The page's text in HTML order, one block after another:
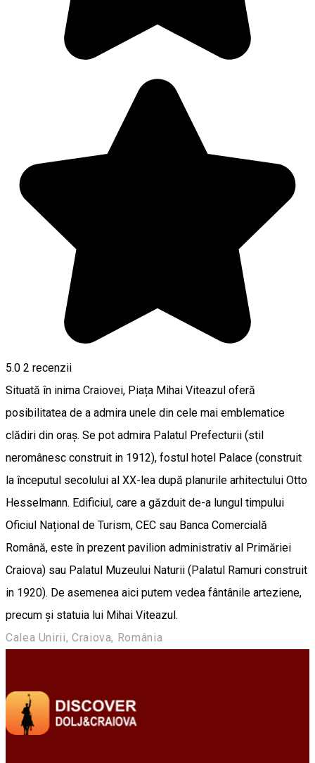
5.0 2 recenzii
Situată în inima Craiovei, Piața Mihai Viteazul oferă
posibilitatea de a admira unele din cele mai emblematice
clădiri din oraș. Se pot admira Palatul Prefecturii (stil
neromânesc construit in 1912), fostul hotel Palace (construit
la începutul secolului al XX-lea după planurile arhitectului Otto
Hesselmann. Edificiul, care a găzduit de-a lungul timpului
Oficiul Național de Turism, CEC sau Banca Comercială
Română, este în prezent pavilion administrativ al Primăriei
Craiova) sau Palatul Muzeului Naturii (Palatul Ramuri construit
in 1920). De asemenea aici putem vedea fântânile arteziene,
precum și statuia lui Mihai Viteazul.
Calea Unirii, Craiova, România